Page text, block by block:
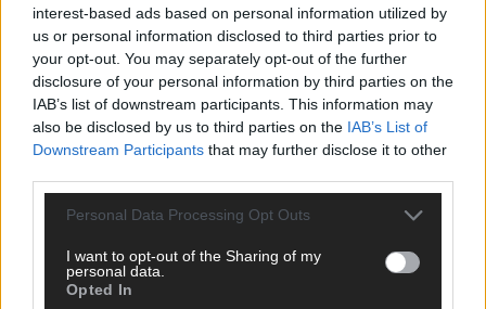
interest-based ads based on personal information utilized by
us or personal information disclosed to third parties prior to
your opt-out. You may separately opt-out of the further
disclosure of your personal information by third parties on the
IAB’s list of downstream participants. This information may
also be disclosed by us to third parties on the IAB’s List of
Downstream Participants that may further disclose it to other
Personal Data Processing Opt Outs
I want to opt-out of the Sharing of my
personal data.
Opted In
KOMMENTAR
Wer zahlt, steht im Finale – ist das beim ESC wirklich fair?
Mai 2026
EXTRA
Eurovision Song Contest 2026: Das erste Halbfinale – der
Mai 2026